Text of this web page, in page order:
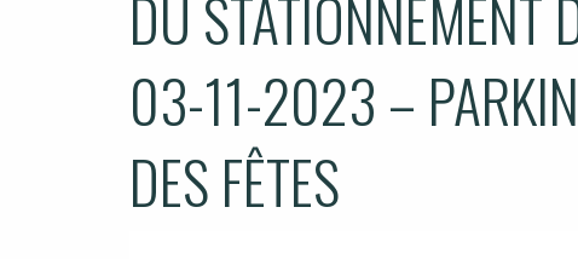
DU
03-11-2023 –
DES FÊTES